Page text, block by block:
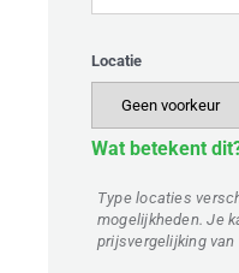
Locatie
Wat betekent
Type locaties
mogelijkheden. Je
prijsvergelijking